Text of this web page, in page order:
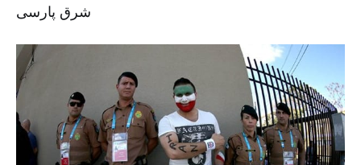
شرق پارسی